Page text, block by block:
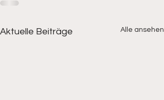
Aktuelle Beiträge Alle ansehen